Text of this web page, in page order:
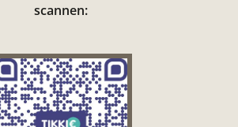
scannen: